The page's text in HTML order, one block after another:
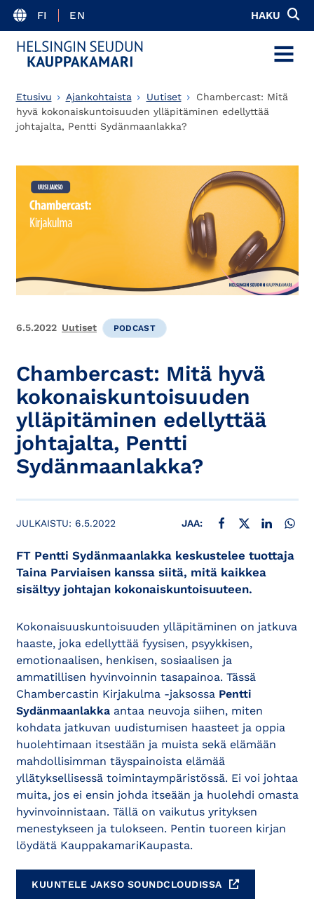
FI EN HAKU
MENU
Etusivu Ajankohtaista Uutiset
Chambercast: Mitä
hyvä kokonaiskuntoisuuden ylläpitäminen edellyttää
johtajalta, Pentti Sydänmaanlakka?
6.5.2022 Uutiset PODCAST
Chambercast: Mitä hyvä
kokonaiskuntoisuuden
ylläpitäminen edellyttää
johtajalta, Pentti
Sydänmaanlakka?
JULKAISTU: 6.5.2022 JAA: JAA FACEBOOKISSA
JAA X:SSÄ JAA
FT Pentti Sydänmaanlakka keskustelee tuottaja
Taina Parviaisen kanssa siitä, mitä kaikkea
sisältyy johtajan kokonaiskuntoisuuteen.
Kokonaisuuskuntoisuuden ylläpitäminen on jatkuva
haaste, joka edellyttää fyysisen, psyykkisen,
emotionaalisen, henkisen, sosiaalisen ja
ammatillisen hyvinvoinnin tasapainoa. Tässä
Chambercastin Kirjakulma -jaksossaPentti
Sydänmaanlakkaantaa neuvoja siihen, miten
kohdata jatkuvan uudistumisen haasteet ja oppia
huolehtimaan itsestään ja muista sekä elämään
mahdollisimman täyspainoista elämää
yllätyksellisessä toimintaympäristössä. Ei voi johtaa
muita, jos ei ensin johda itseään ja huolehdi omasta
hyvinvoinnistaan. Tällä on vaikutus yrityksen
menestykseen ja tulokseen. Pentin tuoreen kirjan
löydätä KauppakamariKaupasta.
KUUNTELE JAKSO SOUNDCLOUDISSA